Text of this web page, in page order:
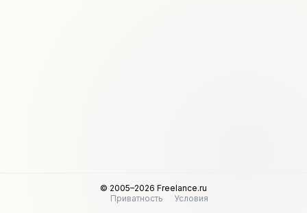
© 2005–2026 Freelance.ru
Приватность
Условия